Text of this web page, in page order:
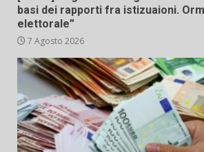
basi dei rapporti fra istizuaioni.
elettorale”
7 Agosto 2026